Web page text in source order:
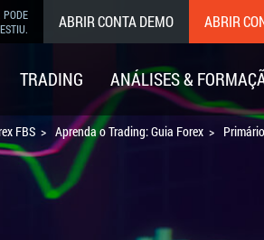
PODE
ABRIR CONTA DEMO ABRIR
TRADING ANÁLISES &
FBS Aprenda o Trading: Guia Forex Primário